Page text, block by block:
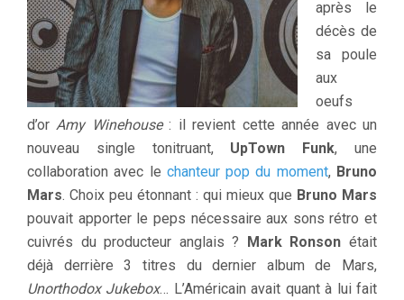
après le
décès de
sa poule
aux
oeufs
d’or Amy Winehouse: il revient cette année avec un
nouveau single tonitruant, UpTown Funk, une
collaboration avec le chanteur pop du moment, Bruno
Mars. Choix peu étonnant : qui mieux que Bruno Mars
pouvait apporter le peps nécessaire aux sons rétro et
cuivrés du producteur anglais ? Mark Ronson était
déjà derrière 3 titres du dernier album de Mars,
Unorthodox Jukebox… L’Américain avait quant à lui fait